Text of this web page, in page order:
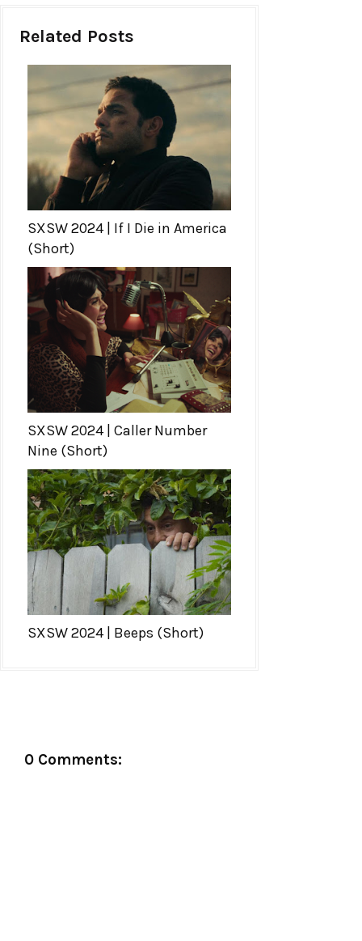
Related Posts
SXSW 2024 | If I Die in America
(Short)
SXSW 2024 | Caller Number
Nine (Short)
SXSW 2024 | Beeps (Short)
0 Comments: